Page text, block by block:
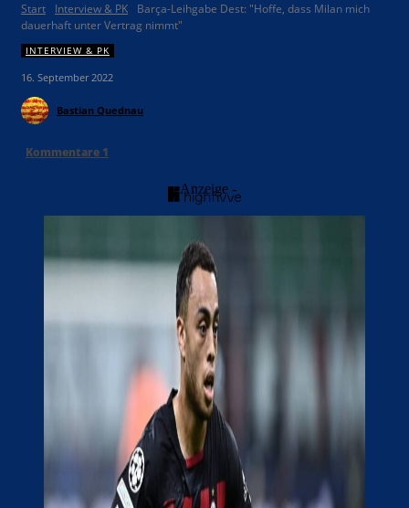
Start Interview & PK
Barça-Leihgabe Dest: "Hoffe, dass Milan mich
dauerhaft unter Vertrag nimmt"
INTERVIEW & PK
16. September 2022
Bastian Quednau
Kommentare 1
- Anzeige -